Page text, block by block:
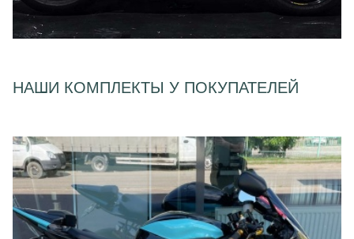
НАШИ КОМПЛЕКТЫ У ПОКУПАТЕЛЕЙ